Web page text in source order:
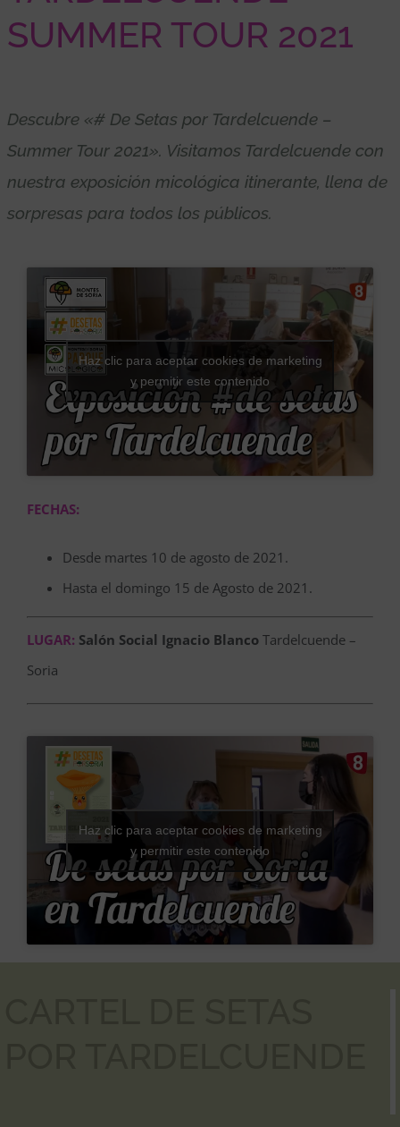
SUMMER TOUR 2021
Descubre «# De Setas por Tardelcuende –
Summer Tour 2021». Visitamos Tardelcuende con
nuestra exposición micológica itinerante, llena de
sorpresas para todos los públicos.
Haz clic para aceptar cookies de marketing
y permitir este contenido
FECHAS:
Desde martes 10 de agosto de 2021.
Hasta el domingo 15 de Agosto de 2021.
LUGAR: Salón Social Ignacio Blanco Tardelcuende –
Soria
Haz clic para aceptar cookies de marketing
y permitir este contenido